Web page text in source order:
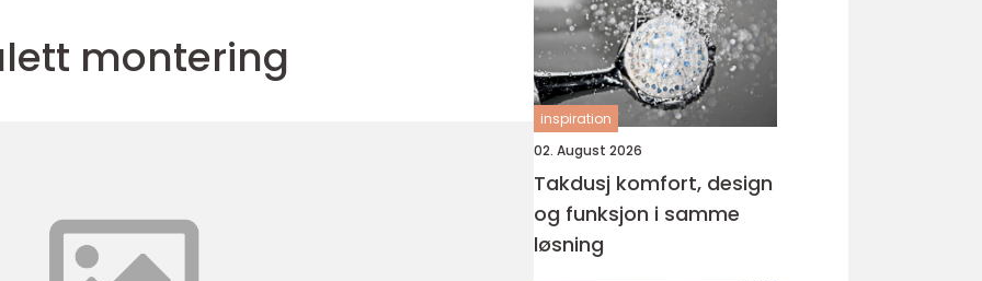
montering
inspiration
02. August 2026
Takdusj komfort, design
og funksjon i samme
løsning